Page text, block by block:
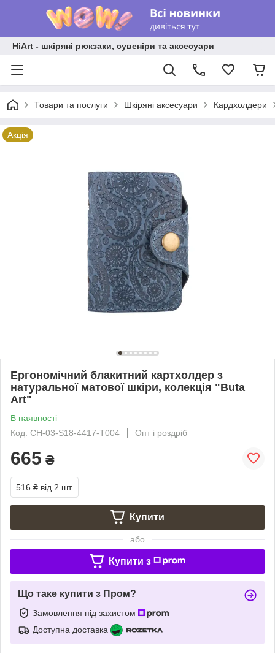
HiArt - шкіряні рюкзаки, сувеніри та аксесуари
Товари та послуги Шкіряні аксесуари Кардхолдери
Акція
Ергономічний блакитний картхолдер з
натуральної матової шкіри, колекція "Buta
Art"
В наявності
Код: CH-03-S18-4417-T004
Опт і роздріб
665 ₴
516 ₴ від 2 шт.
Купити
або
Купити з
Що таке купити з Пром?
Замовлення під захистом
Доступна доставка